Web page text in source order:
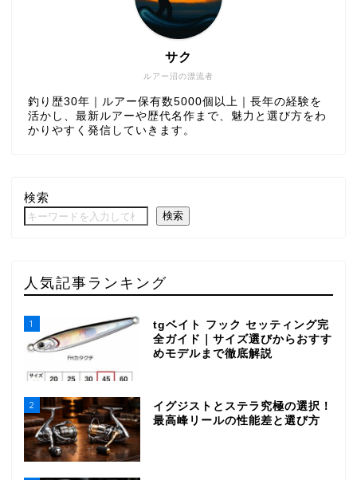
ルアー沼の漂流者
サク
釣り歴30年｜ルアー保有数5000個以上｜長年の経験を
活かし、最新ルアーや歴代名作まで、魅力と選び方をわ
かりやすく発信していきます。
検索
検索
人気記事ランキング
1
tgベイト フック セッティング完
全ガイド｜サイズ選びからおすす
めモデルまで徹底解説
2
イグジストとステラ究極の選択！
最高峰リールの性能差と選び方